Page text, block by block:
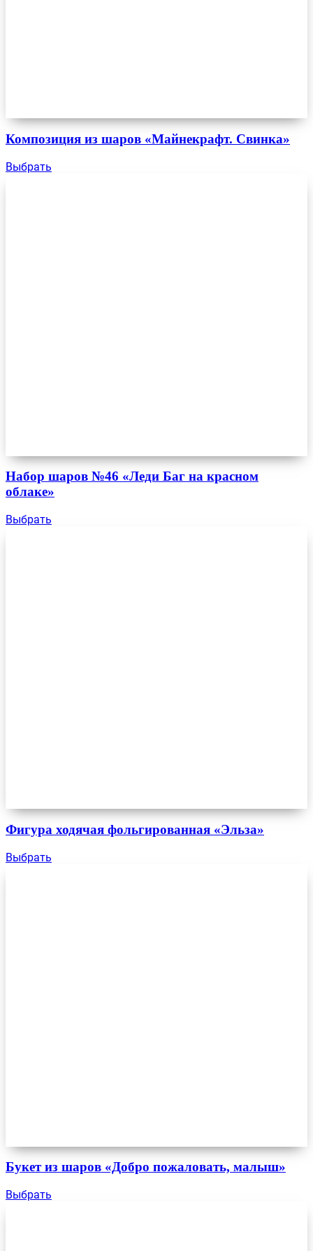
Композиция из шаров «Майнекрафт. Свинка»
Выбрать
Набор шаров №46 «Леди Баг на красном
облаке»
Выбрать
Фигура ходячая фольгированная «Эльза»
Выбрать
Букет из шаров «Добро пожаловать, малыш»
Выбрать